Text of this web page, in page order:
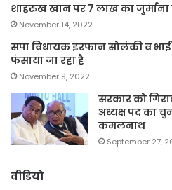
शाहरुख खान पर 7 लाख का
November 14, 2022
सपा विधायक इरफान सोलंकी व
फंसाया जा रहा है
November 9, 2022
सरकार को
अध्यक्ष पद का
कमलनाथ
September 27,
वीडियो